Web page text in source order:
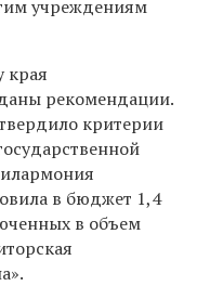
учреждениям
края
рекомендации.
критерии
в бюджет 1,4
в объем